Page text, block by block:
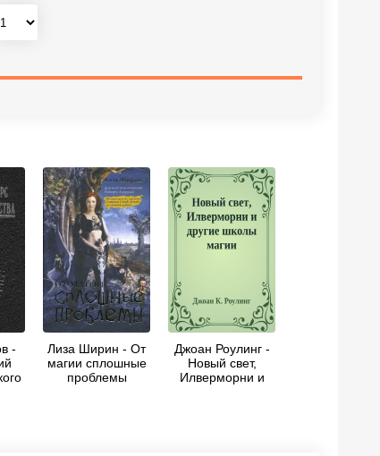
-
Лиза Ширин - От
магии сплошные
проблемы
Джоан Роулинг -
Новый свет,
Илверморни и